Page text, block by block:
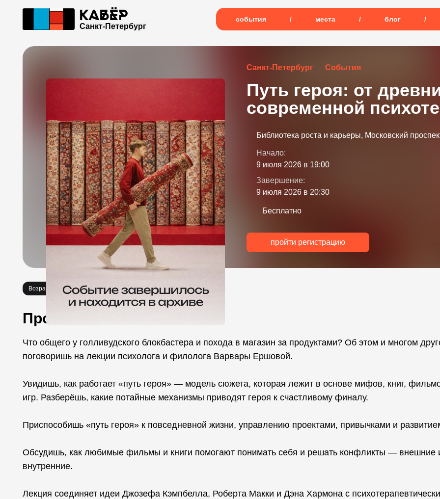
Санкт-Петербург
события / места / блог /
Санкт-Петербург События
Путь героя: от
современной
пройти регистрацию
Библиотека роста и карьеры, Московский
Начало:
9 июля 2026 в 19:00
Завершение:
9 июля 2026 в 20:30
Бесплатно
Возраст 18+
Про событие
Что общего у голливудского блокбастера и похода в магазин за продуктами? Об этом и многом
поговоришь на лекции психолога и филолога Варвары Ершовой.
Увидишь, как работает «путь героя» — модель сюжета, которая лежит в основе мифов, книг,
игр. Разберёшь, какие потайные механизмы приводят героя к счастливому финалу.
Приспособишь «путь героя» к повседневной жизни, управлению проектами, привычками и
Обсудишь, как любимые фильмы и книги помогают понимать себя и решать конфликты — внешние
внутренние.
Лекция соединяет идеи Джозефа Кэмпбелла, Роберта Макки и Дэна Хармона с